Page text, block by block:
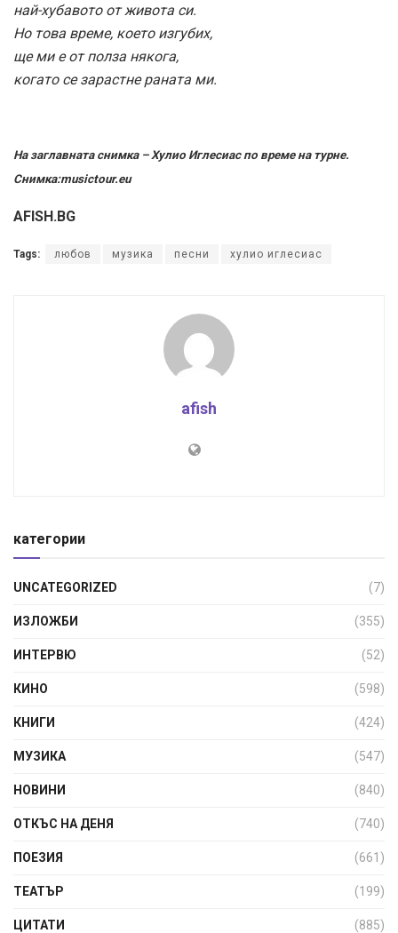
най-хубавото от живота си.
Но това време, което изгубих,
ще ми е от полза някога,
когато се зарастне раната ми.
На заглавната снимка – Хулио Иглесиас по време на турне.
Снимка:musictour.eu
AFISH.BG
Tags: любов музика песни хулио иглесиас
afish
категории
UNCATEGORIZED (7)
ИЗЛОЖБИ (355)
ИНТЕРВЮ (52)
КИНО (598)
КНИГИ (424)
МУЗИКА (547)
НОВИНИ (840)
ОТКЪС НА ДЕНЯ (740)
ПОЕЗИЯ (661)
ТЕАТЪР (199)
ЦИТАТИ (885)